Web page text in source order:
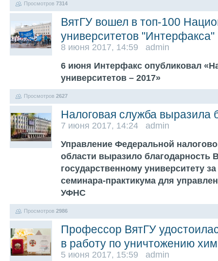
Просмотров 7314
ВятГУ вошел в топ-100
университетов "Интерфакса"
8 июня 2017, 14:59 admin
6 июня Интерфакс опубликовал
университетов – 2017»
Просмотров 2627
Налоговая служба выразила
7 июня 2017, 14:24 admin
Управление Федеральной
области выразило благодарность
государственному университету
семинара-практикума для
УФНС
Просмотров 2986
Профессор ВятГУ
в работу по уничтожению
5 июня 2017, 15:59 admin